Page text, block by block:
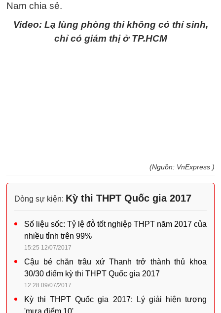
Nam chia sẻ.
Video: Lạ lùng phòng thi không có thí sinh,
chỉ có giám thị ở TP.HCM
(Nguồn: VnExpress )
Dòng sự kiện: Kỳ thi THPT Quốc gia 2017
Số liệu sốc: Tỷ lệ đỗ tốt nghiệp THPT năm 2017 của
nhiều tỉnh trên 99%
15:25 12/07/2017
Cậu bé chăn trâu xứ Thanh trở thành thủ khoa
30/30 điểm kỳ thi THPT Quốc gia 2017
12:28 09/07/2017
Kỳ thi THPT Quốc gia 2017: Lý giải hiện tượng
'mưa điểm 10'